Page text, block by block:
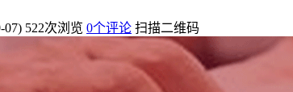
07) 522次浏览 0个评论 扫描二维码